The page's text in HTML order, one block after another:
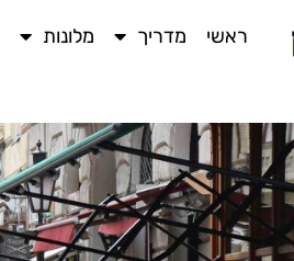
ראשי מדריך מלונות